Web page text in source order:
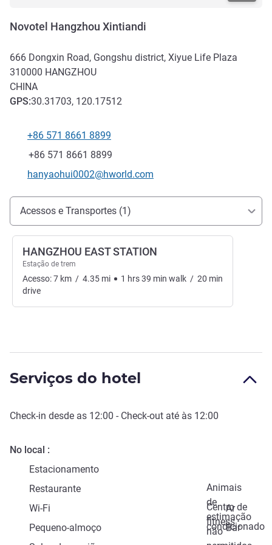
Novotel Hangzhou Xintiandi
666 Dongxin Road, Gongshu district, Xiyue Life Plaza
310000 HANGZHOU
CHINA
GPS:30.31703, 120.17512
Telefone
+86 571 8661 8899
Fax
+86 571 8661 8899
E-mail de contacto
hanyaohui0002@hworld.com
Acesso e transporte
Acessos e Transportes (1)
HANGZHOU EAST STATION
Estação de trem
Acesso:7 km / 4.35 mi 1 hrs39 min walk / 20 min
drive
Serviços do hotel
Check-in desde as 12:00 - Check-out até às 12:00
No local
Estacionamento
Animais
de
estimação
não
Restaurante
Centro de
fitness
Wi-Fi
Ar
condicionado
Pequeno-almoço
Bar